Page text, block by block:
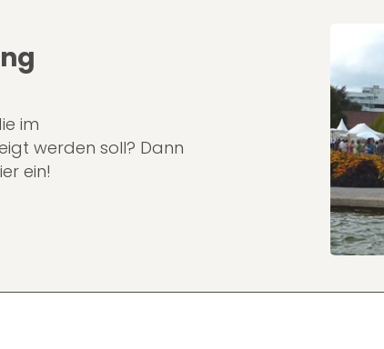
im
werden soll? Dann
ein!